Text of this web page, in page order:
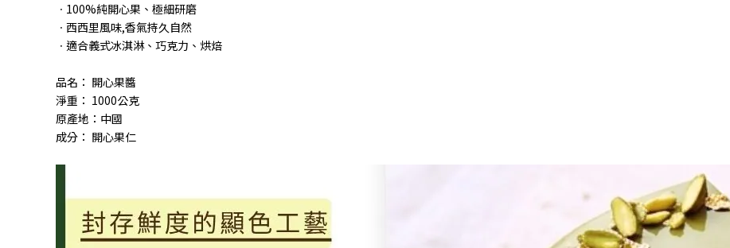
ㆍ100%純開心果、極細研磨
ㆍ西西里風味,香氣持久自然
ㆍ適合義式冰淇淋、巧克力、烘焙
品名： 開心果醬
淨重： 1000公克
原產地：中國
成分： 開心果仁